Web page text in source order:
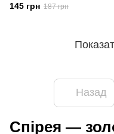
145 грн 187 грн
Назад
Спірея —